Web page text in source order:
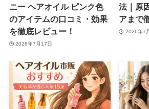
ニー ヘアオイル ピンク色
のアイテムの口コミ・効果
を徹底レビュー！
2026年7月17日
法｜原
アまで
2026年7